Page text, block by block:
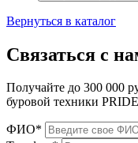
Вернуться в каталог
Связаться с
Получайте до 300 000
буровой техники
ФИО*